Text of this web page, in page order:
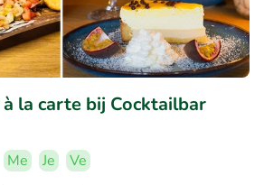
la carte bij Cocktailbar
Me Je
Ve